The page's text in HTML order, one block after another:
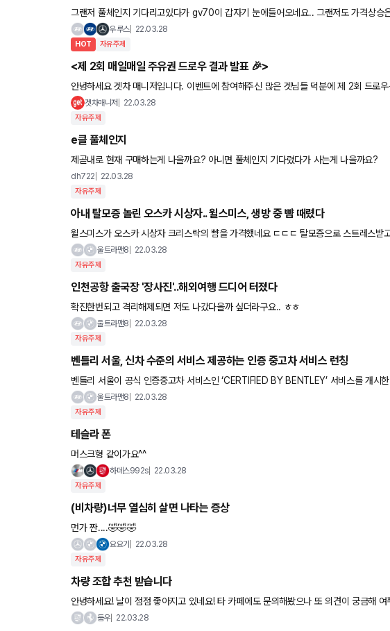
그랜저 풀체인지 기다리고있다가 gv70이 갑자기 눈에들어오네요.. 그랜저도 가격상승
지싶은데 gv70 견적을짜보니 2.5 후륜에 하이테크패키지, 썬루프 2가
우루스 22.03.28
HOT 자유주제
<제 2회 매일매일 주유권 드로우 결과 발표 🎉>
안녕하세요 겟차 매니저입니다. 이벤트에 참여해주신 많은 겟님들 덕분에 제 2회 드로우는 총 6명의 겟님들이 주유
겟차매니저 22.03.28
자유주제
e클 풀체인지
제곧내로 현재 구매하는게 나을까요? 아니면 풀체인지 기다렸다가 사는게 나을까요?
dh722 22.03.28
자유주제
아내 탈모증 놀린 오스카 시상자.. 윌스미스, 생방 중 뺨 때렸다
윌스미스가 오스카 시상자 크리스락의 뺨을 가격했네요 ㄷㄷㄷ 탈모증으로 스트레스받고있는 와이프를 조롱해서 그랬다는데 ㄷㄷ 그리
울트라맨8 22.03.28
자유주제
인천공항 출국장 '장사진'..해외여행 드디어 터졌다
확진한번되고 격리해제되면 저도 나갔다올까 싶더라구요.. ㅎㅎ
울트라맨8 22.03.28
자유주제
벤틀리 서울, 신차 수준의 서비스 제공하는 인증 중고차 서비스 런칭
벤틀리 서울이 공식 인증중고차 서비스인 ‘CERTIFIED BY BENTLEY’ 서비스를 개시
께 동대문에 위치한 서울 강북 벤틀리타워에 인증중고차 전용 전시장을 새롭게
울트라맨8 22.03.28
자유주제
테슬라 폰
머스크형 같이가요^^
하데스992s 22.03.28
자유주제
(비차량)너무 열심히 살면 나타는 증상
먼가 짠....🤣🤣🤣
요요기 22.03.28
자유주제
차량 조합 추천 받습니다
안녕하세요! 날이 점점 좋아지고 있네요! 타 카페에도 문의해봤으나 또 의견이 궁금해 여쭤보아요 현재 데일리 렉서스 + 드라이브용 71
8gts 운행중입니다 9월이면 계약해뒀던 911 4 gt
둡우 22.03.28